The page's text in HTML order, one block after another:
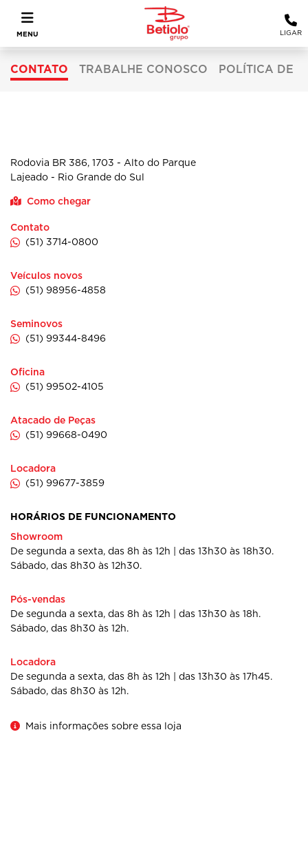
MENU LIGAR
CONTATO TRABALHE CONOSCO POLÍTICA DE
Rodovia BR 386, 1703 - Alto do Parque
Lajeado - Rio Grande do Sul
Como chegar
Contato
(51) 3714-0800
Veículos novos
(51) 98956-4858
Seminovos
(51) 99344-8496
Oficina
(51) 99502-4105
Atacado de Peças
(51) 99668-0490
Locadora
(51) 99677-3859
HORÁRIOS DE FUNCIONAMENTO
Showroom
De segunda a sexta, das 8h às 12h | das 13h30 às 18h30.
Sábado, das 8h30 às 12h30.
Pós-vendas
De segunda a sexta, das 8h às 12h | das 13h30 às 18h.
Sábado, das 8h30 às 12h.
Locadora
De segunda a sexta, das 8h às 12h | das 13h30 às 17h45.
Sábado, das 8h30 às 12h.
Mais informações sobre essa loja